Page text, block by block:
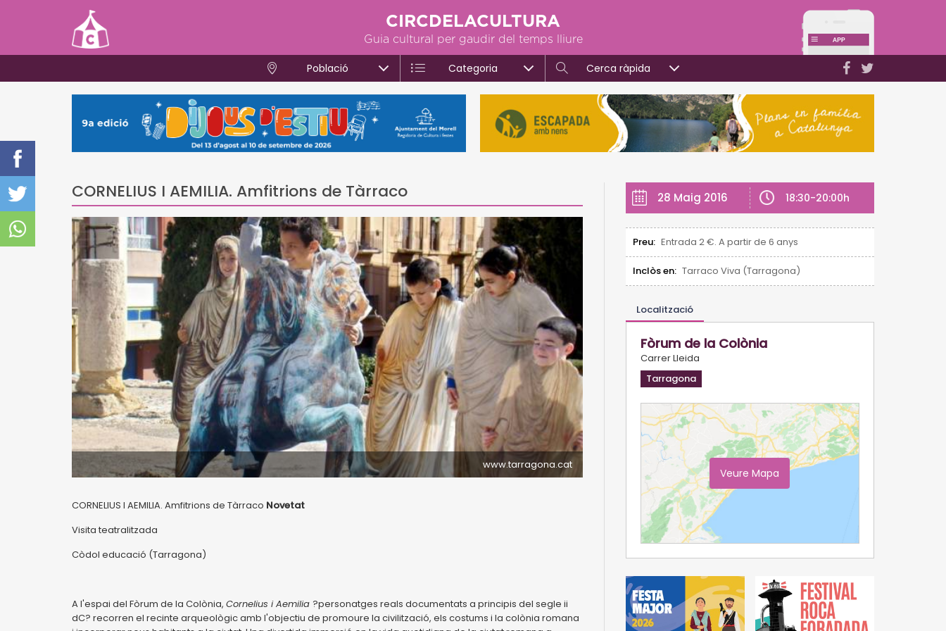
CIRCDELACULTURA
Guia cultural per gaudir del temps lliure
Població Categoria Cerca ràpida
CORNELIUS I AEMILIA. Amfitrions de Tàrraco
www.tarragona.cat
CORNELIUS I AEMILIA. Amfitrions de Tàrraco Novetat
Visita teatralitzada
Còdol educació (Tarragona)
A l'espai del Fòrum de la Colònia, Cornelius i Aemilia ?personatges reals documentats a principis del segle ii
dC? recorren el recinte arqueològic amb l'objectiu de promoure la civilització, els costums i la colònia romana
28 Maig 2016 18:30-20:00h
Preu: Entrada 2 €. A partir de 6 anys
Inclòs en: Tarraco Viva (Tarragona)
Localització
Fòrum de la Colònia
Carrer Lleida
Tarragona
Veure Mapa